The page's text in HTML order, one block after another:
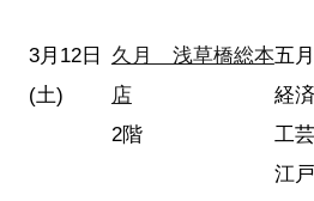
3月12日
(土)
久月 浅草橋総本
店
2階
五
経
工
江